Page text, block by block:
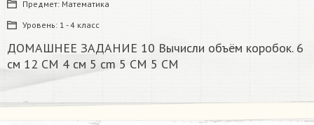
Предмет: Математика
Уровень: 1 - 4 класс
ДОМАШНЕЕ ЗАДАНИЕ 10 Вычисли объём коробок. 6
см 12 CM 4 см 5 cm 5 CM 5 CM​